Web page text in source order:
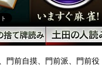
門前自摸、門前派、門前役